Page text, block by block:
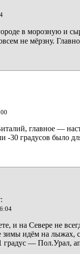
в морозную и
не мёрзну.
главное —
-30 градусов было
и на Севере не
идём на лыжах,
градус — Пол.Урал,